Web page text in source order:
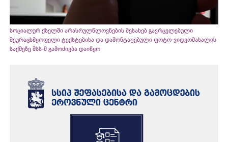
სოციალურ ქსელში არასრულწლოვნების შესახებ გავრცელებული
შეურაცხმყოფელი ტექსტებისა და დამონტაჟებული ფოტო-ვიდეომასალის
საქმეზე შსს-მ გამოძიება დაიწყო